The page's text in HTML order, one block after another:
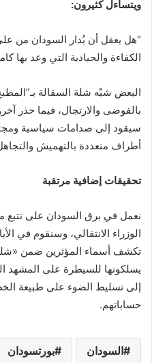
ويتساءل كثيرون:
“هل يعقل أن يُدار السودان من
الكفاءة والحيادية التي وعد
البعض شبّه شلة السقالة
بالفوضى والارتجال، فيما حذر
سيقود إلى صدامات سياسية
أطراف متعددة بالتهميش
تحقيقات إضافية مرتقبة
نعمل في برق السودان على
الوزراء الانتقالي، وسنقوم في
تكشف أسماء المؤثرين ضمن
يسلكونها للسيطرة على المشهد
إلى تسليط الضوء على طبيعة
حساباتهم.
السودان بورتسودان